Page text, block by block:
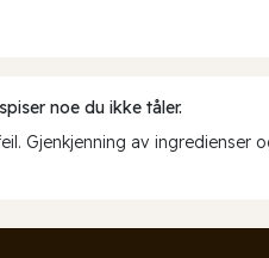
noe du ikke tåler.
Gjenkjenning av ingredienser